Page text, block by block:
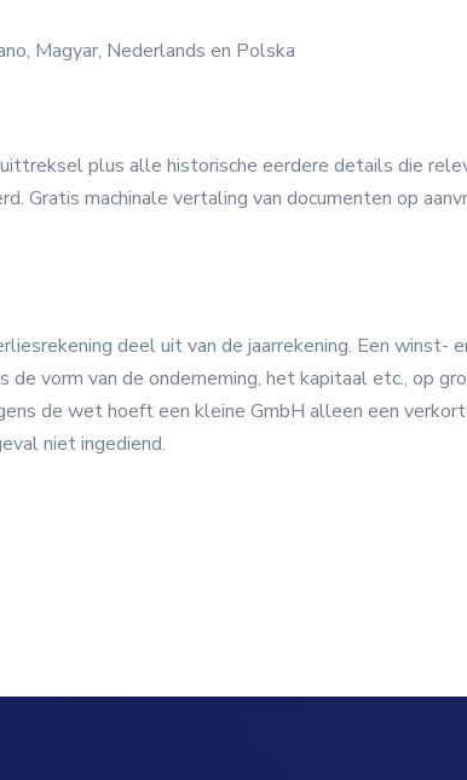
Magyar, Nederlands en Polska
plus alle historische eerdere details die
Gratis machinale vertaling van documenten op
deel uit van de jaarrekening. Een winst-
vorm van de onderneming, het kapitaal etc., op
de wet hoeft een kleine GmbH alleen een
niet ingediend.